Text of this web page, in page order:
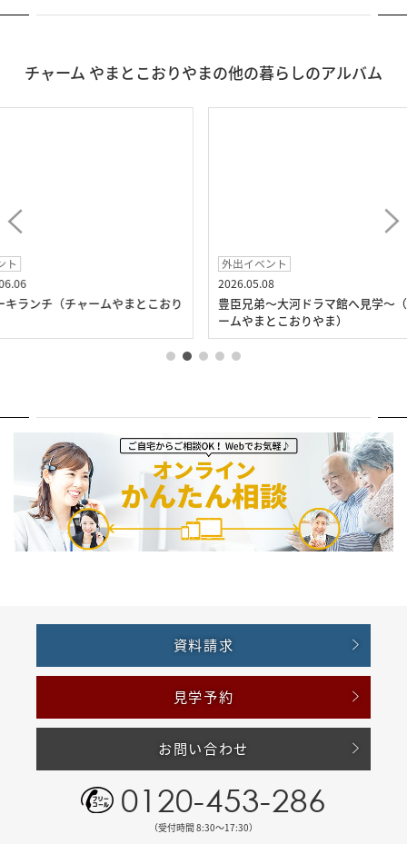
チャーム やまとこおりやまの他の暮らしのアルバム
やまとこおり
豊臣兄弟～大河ドラマ館へ見学～（チャ
ームやまとこおりやま）
お花見
資料請求
見学予約
お問い合わせ
0120-453-286
（受付時間 8:30〜17:30）